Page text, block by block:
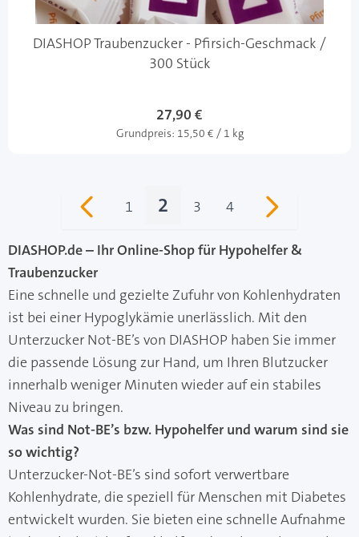
DIASHOP Traubenzucker - Pfirsich-Geschmack /
300 Stück
27,90 €
Grundpreis: 15,50 € / 1 kg
Seite
1 Sie lesen gerade Seite
2 Seite
3 Seite
4
DIASHOP.de – Ihr Online-Shop für Hypohelfer &
Traubenzucker
Eine schnelle und gezielte Zufuhr von Kohlenhydraten
ist bei einer Hypoglykämie unerlässlich. Mit den
Unterzucker Not-BE’s von DIASHOP haben Sie immer
die passende Lösung zur Hand, um Ihren Blutzucker
innerhalb weniger Minuten wieder auf ein stabiles
Niveau zu bringen.
Was sind Not-BE’s bzw. Hypohelfer und warum sind sie
so wichtig?
Unterzucker-Not-BE’s sind sofort verwertbare
Kohlenhydrate, die speziell für Menschen mit Diabetes
entwickelt wurden. Sie bieten eine schnelle Aufnahme